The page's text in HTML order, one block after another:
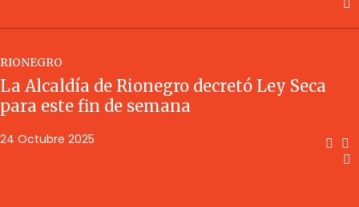
RIONEGRO
La Alcaldía de Rionegro decretó Ley Seca
para este fin de semana
24 Octubre 2025